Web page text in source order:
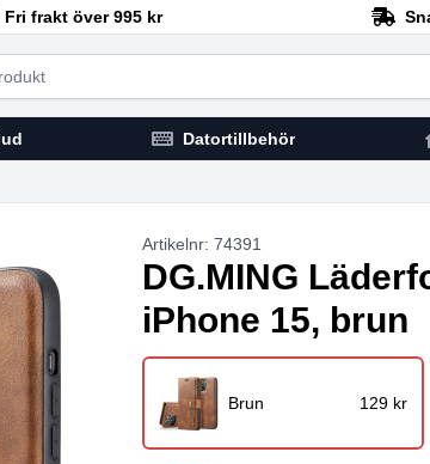
Fri frakt över 995 kr
Datortillbehör
Brun 129 kr
Artikelnr: 74391
DG.MING
iPhone 15, brun